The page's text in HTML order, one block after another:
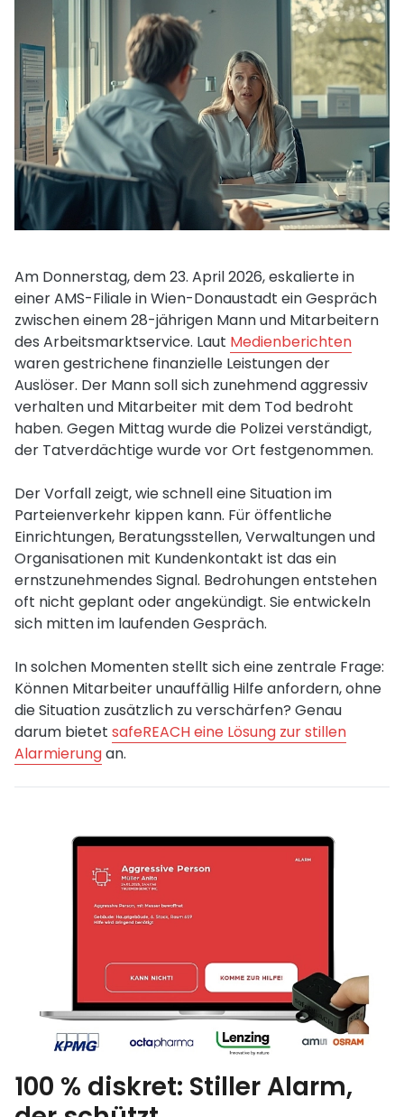
Am Donnerstag, dem 23. April 2026, eskalierte in
einer AMS-Filiale in Wien-Donaustadt ein Gespräch
zwischen einem 28-jährigen Mann und Mitarbeitern
des Arbeitsmarktservice. Laut Medienberichten
waren gestrichene finanzielle Leistungen der
Auslöser. Der Mann soll sich zunehmend aggressiv
verhalten und Mitarbeiter mit dem Tod bedroht
haben. Gegen Mittag wurde die Polizei verständigt,
der Tatverdächtige wurde vor Ort festgenommen.
Der Vorfall zeigt, wie schnell eine Situation im
Parteienverkehr kippen kann. Für öffentliche
Einrichtungen, Beratungsstellen, Verwaltungen und
Organisationen mit Kundenkontakt ist das ein
ernstzunehmendes Signal. Bedrohungen entstehen
oft nicht geplant oder angekündigt. Sie entwickeln
sich mitten im laufenden Gespräch.
In solchen Momenten stellt sich eine zentrale Frage:
Können Mitarbeiter unauffällig Hilfe anfordern, ohne
die Situation zusätzlich zu verschärfen? Genau
darum bietet safeREACH eine Lösung zur stillen
Alarmierungan.
100 % diskret: Stiller Alarm,